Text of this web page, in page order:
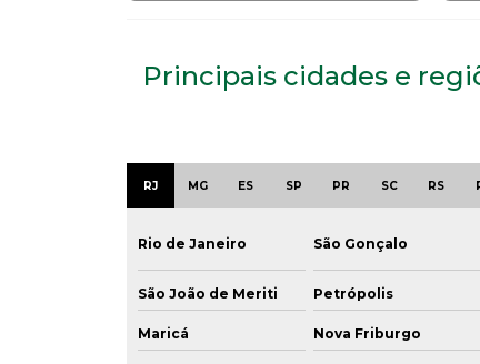
Principais cidades e
RJ MG ES SP PR SC RS
Rio de Janeiro São Gonçalo
São João de Meriti Petrópolis
Maricá Nova Friburgo